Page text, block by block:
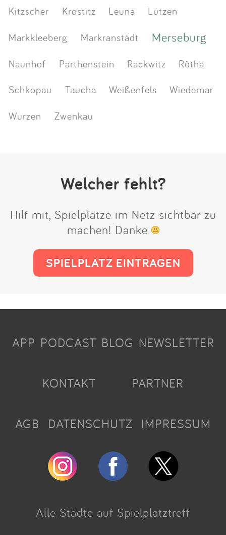
Kitzscher
Krostitz Leuna
Lützen
Markkleeberg
Markranstädt Merseburg
Naunhof Parthenstein Rackwitz
Rötha
Schkopau
Taucha Weißenfels
Wiedemar
Wurzen
Zwenkau
Welcher fehlt?
Hilf mit, Spielplätze im Netz sichtbar zu
machen! Danke
SPIELPLATZ EINTRAGEN
APP PODCAST BLOG NEWSLETTER
KONTAKT PARTNER
AGB DATENSCHUTZ IMPRESSUM
Alle Städte auf Spielplatztreff